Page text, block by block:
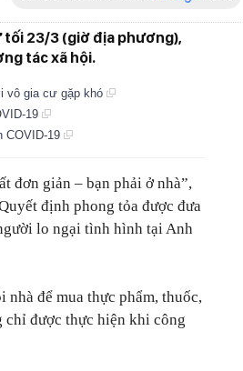
23/3 (giờ địa phương),
tác xã hội.
vô gia cư gặp khó
19
COVID-19
đơn giản – bạn phải ở nhà”,
định phong tỏa được đưa
lo ngại tình hình tại Anh
để mua thực phẩm, thuốc,
chỉ được thực hiện khi công